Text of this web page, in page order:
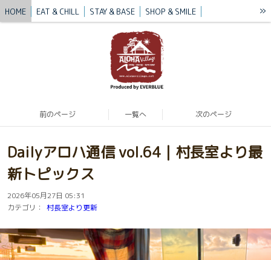
HOME EAT & CHILL STAY & BASE
SHOP & SMILE
BLUE MISSION BLOG
»
前のページ 一覧へ 次のページ
Dailyアロハ通信 vol.64｜村長室より最
新トピックス
2026年05月27日 05:31
カテゴリ：
村長室より更新